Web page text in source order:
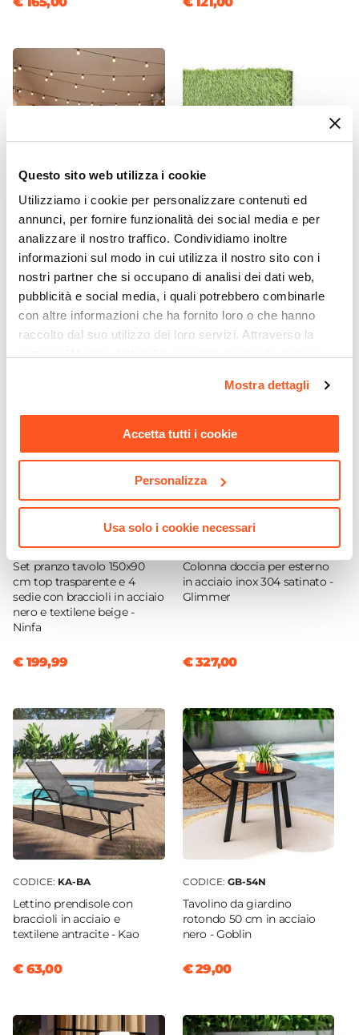
Questo sito web utilizza i cookie
Utilizziamo i cookie per personalizzare contenuti ed
annunci, per fornire funzionalità dei social media e per
analizzare il nostro traffico. Condividiamo inoltre
informazioni sul modo in cui utilizza il nostro sito con i
nostri partner che si occupano di analisi dei dati web,
pubblicità e social media, i quali potrebbero combinarle
con altre informazioni che ha fornito loro o che hanno
raccolto dal suo utilizzo dei loro servizi. Attraverso la
momento. Per maggiori informazioni si invita a leggere la
Mostra dettagli
Accetta tutti i cookie
Personalizza
Usa solo i cookie necessari
CODICE:PCN-N27
Catena luminosa 10
lampadine per esterno da
10m con cavo nero
€ 35,00
CODICE:PR12535
Erba sintetica verde
economica 1 x 2,5 metri
altezza 35 mm con
tappetino drenante
€ 51,00
CODICE:NF-5AN
Set pranzo tavolo 150x90
cm top trasparente e 4
sedie con braccioli in acciaio
nero e textilene beige -
Ninfa
€ 199,99
CODICE:GL-DC
Colonna doccia per esterno
in acciaio inox 304 satinato -
Glimmer
€ 327,00
CODICE: KA-BA
Lettino prendisole con
braccioli in acciaio e
textilene antracite - Kao
€ 63,00
CODICE: GB-54N
Tavolino da giardino
rotondo 50 cm in acciaio
nero - Goblin
€ 29,00